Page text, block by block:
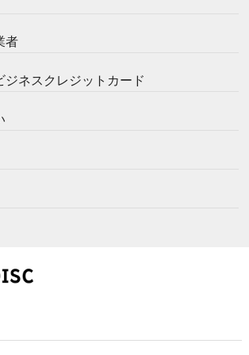
者
ジネスクレジットカード